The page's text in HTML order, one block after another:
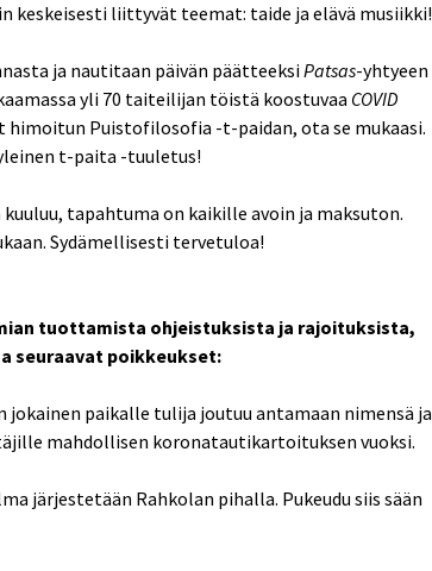
keskeisesti liittyvät teemat: taide ja elävä musiikki!
ja nautitaan päivän päätteeksiPatsas-yhtyeen
yli 70 taiteilijan töistä koostuvaa COVID
Puistofilosofia -t-paidan, ota se mukaasi.
t-paita -tuuletus!
tapahtuma on kaikille avoin ja maksuton.
Sydämellisesti tervetuloa!
tuottamista ohjeistuksista ja rajoituksista,
seuraavat poikkeukset:
paikalle tulija joutuu antamaan nimensä ja
mahdollisen koronatautikartoituksen vuoksi.
järjestetään Rahkolan pihalla. Pukeudu siis sään